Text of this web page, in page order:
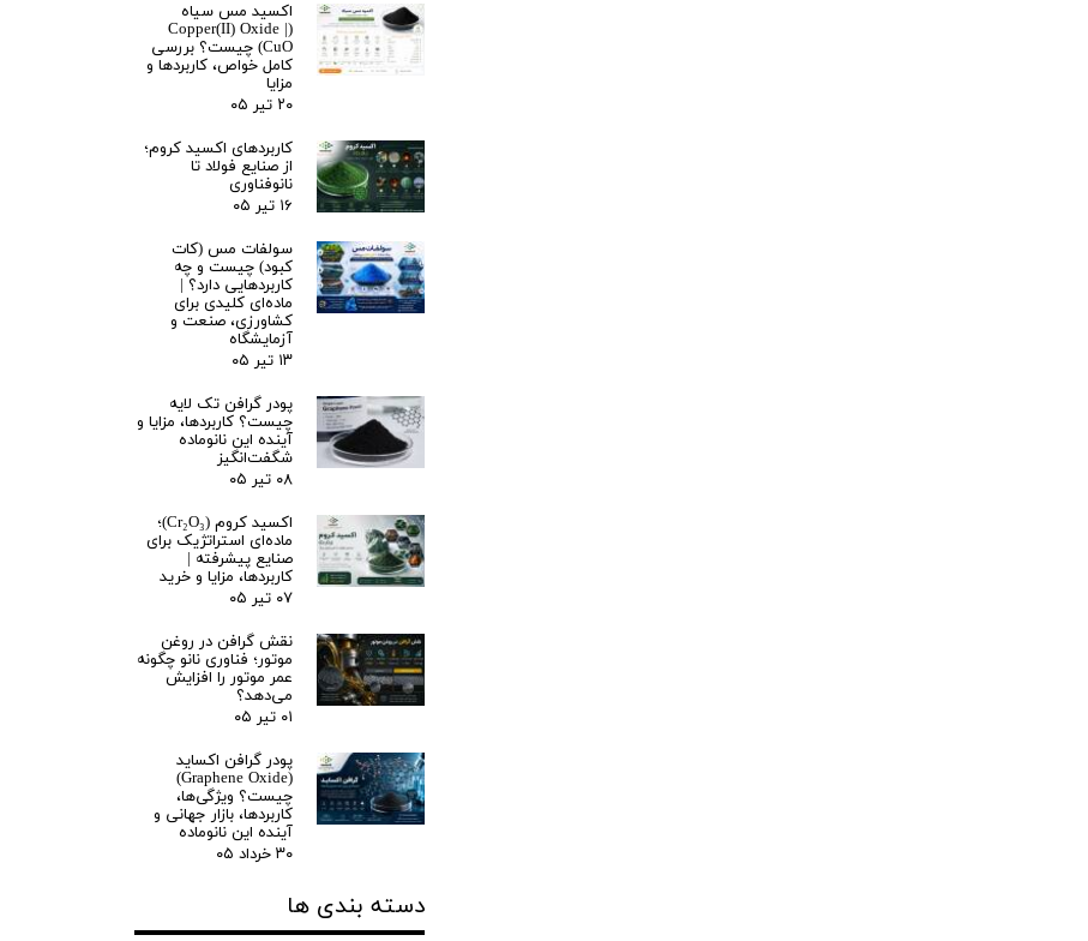
اکسید مس سیاه
(Copper(II) Oxide |
CuO) چیست؟ بررسی
کامل خواص، کاربردها و
مزایا
۲۰ تیر ۰۵
کاربردهای اکسید کروم؛
از صنایع فولاد تا
نانوفناوری
۱۶ تیر ۰۵
سولفات مس (کات
کبود) چیست و چه
کاربردهایی دارد؟ |
ماده‌ای کلیدی برای
کشاورزی، صنعت و
آزمایشگاه
۱۳ تیر ۰۵
پودر گرافن تک لایه
چیست؟ کاربردها، مزایا و
آینده این نانوماده
شگفت‌انگیز
۰۸ تیر ۰۵
اکسید کروم (Cr₂O₃)؛
ماده‌ای استراتژیک برای
صنایع پیشرفته |
کاربردها، مزایا و خرید
۰۷ تیر ۰۵
نقش گرافن در روغن
موتور؛ فناوری نانو چگونه
عمر موتور را افزایش
می‌دهد؟
۰۱ تیر ۰۵
پودر گرافن اکساید
(Graphene Oxide)
چیست؟ ویژگی‌ها،
کاربردها، بازار جهانی و
آینده این نانوماده
۳۰ خرداد ۰۵
دسته بندی ها